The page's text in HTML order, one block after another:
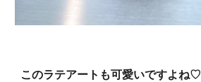
このラテアートも可愛いですよね♡